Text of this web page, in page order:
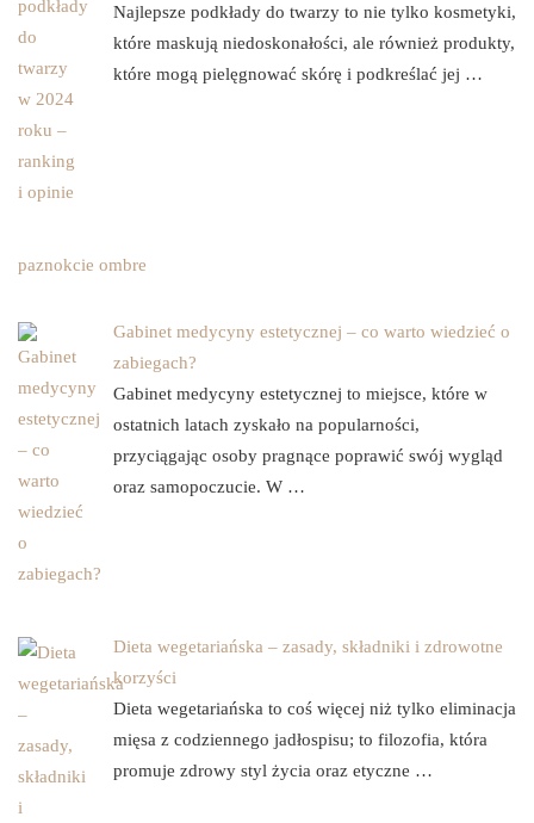
Najlepsze podkłady do twarzy to nie tylko kosmetyki,
które maskują niedoskonałości, ale również produkty,
które mogą pielęgnować skórę i podkreślać jej …
paznokcie ombre
Gabinet medycyny estetycznej – co warto wiedzieć o
zabiegach?
Gabinet medycyny estetycznej to miejsce, które w
ostatnich latach zyskało na popularności,
przyciągając osoby pragnące poprawić swój wygląd
oraz samopoczucie. W …
Dieta wegetariańska – zasady, składniki i zdrowotne
korzyści
Dieta wegetariańska to coś więcej niż tylko eliminacja
mięsa z codziennego jadłospisu; to filozofia, która
promuje zdrowy styl życia oraz etyczne …